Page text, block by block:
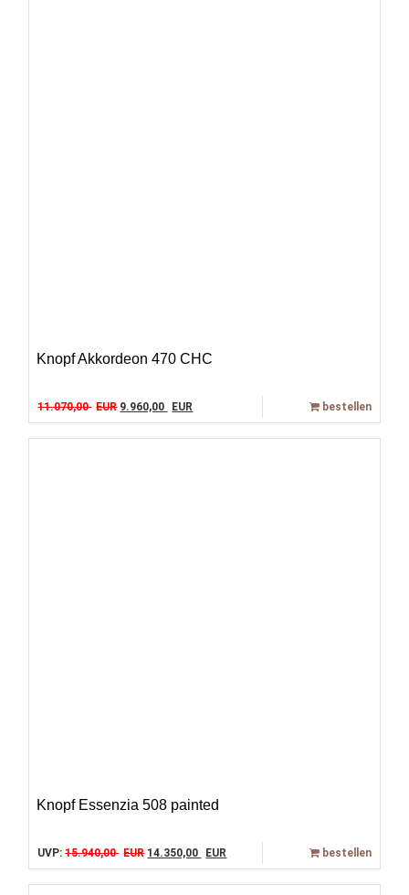
Knopf Akkordeon 470 CHC
11.070,00 EUR Original price was: 11.070,00 EUR.
9.960,00 EUR Current price is: 9.960,00 EUR.
bestellen
Knopf Essenzia 508 painted
UVP: 15.940,00 EUR Original price was: 15.940,00 EUR.
14.350,00 EUR Current price is: 14.350,00 EUR.
bestellen